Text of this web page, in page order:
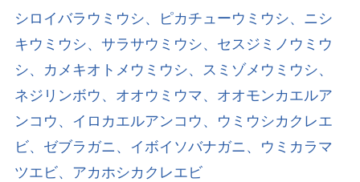
シロイバラウミウシ、ピカチューウミウシ、ニシ
キウミウシ、サラサウミウシ、セスジミノウミウ
シ、カメキオトメウミウシ、スミゾメウミウシ、
ネジリンボウ、オオウミウマ、オオモンカエルア
ンコウ、イロカエルアンコウ、ウミウシカクレエ
ビ、ゼブラガニ、イボイソバナガニ、ウミカラマ
ツエビ、アカホシカクレエビ